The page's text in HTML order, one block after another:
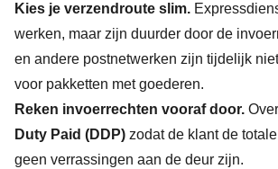
Kies je verzendroute slim.
werken, maar zijn duurder door de
en andere postnetwerken zijn tijdelijk
voor pakketten met goederen.
Reken invoerrechten vooraf door.
Duty Paid (DDP) zodat de klant de
geen verrassingen aan de deur zijn.